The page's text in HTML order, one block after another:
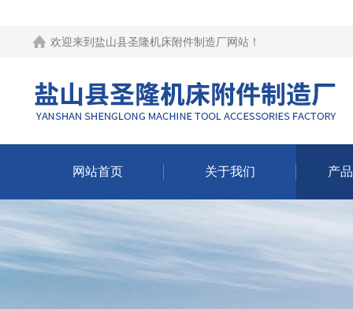
欢迎来到 盐山县圣隆机床附件制造厂网站 ！
网站首页 关于我们 产